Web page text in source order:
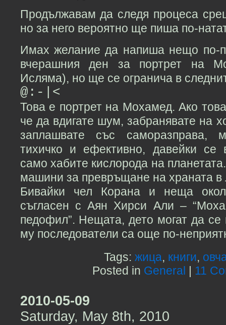
Продължавам да следя процеса
но за него вероятно ще пиша по-
Имах желание да напиша нещо по-
вчерашния ден за портрет на
Исляма), но ще се огранича в
@:-|<
Това е портрет на Мохамед. Ако
че да вдигате шум, забранявате на
заплашвате със саморазправа,
тихичко и ефективно, давейки се
само хабите кислорода на
машини за превръщане на храната в
Бивайки чел Корана и неща
съгласен с Аян Хирси Али –
педофил”. Нещата, дето могат да
му последователи са още по-
Tags: жица, книги,
Posted in General 11
2010-05-09
Saturday, May 8th, 2010